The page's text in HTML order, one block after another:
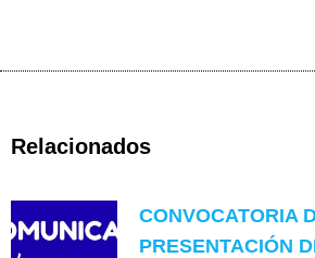
Relacionados
CONVOCATORIA
PRESENTACIÓN